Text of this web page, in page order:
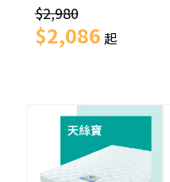
$2,980
$2,086 起